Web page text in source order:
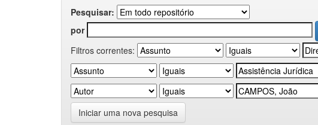
Pesquisar:
por
Filtros correntes:
Iniciar uma nova pesquisa